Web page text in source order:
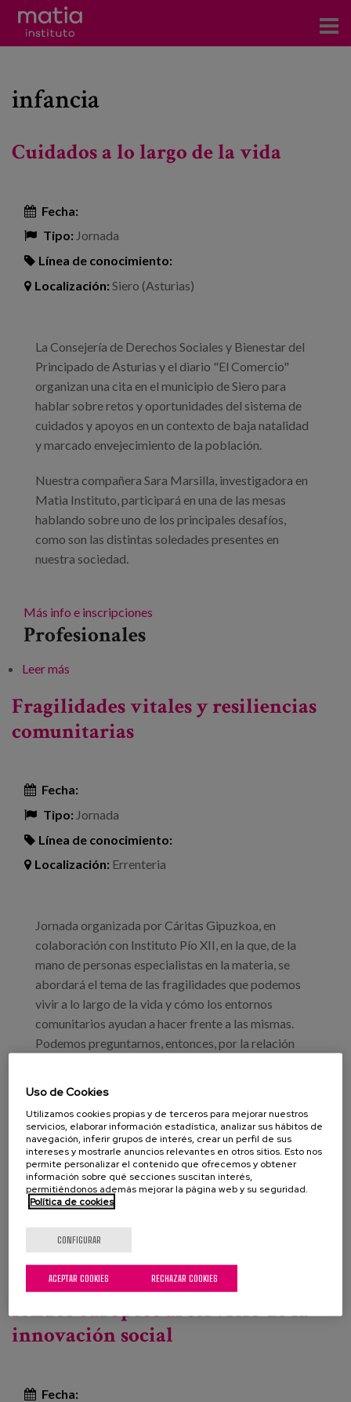
Investigación
Consultoría
Formación
Prensa
Trabaja con nosotros
infancia
Cuidados a lo largo de la vida
Fecha:
Tipo: Jornada
Línea de conocimiento:
Localización:Siero (Asturias)
La Consejería de Derechos Sociales y Bienestar del
Principado de Asturias y el diario "El Comercio"
organizan una cita en el municipio de Siero para
hablar sobre retos y oportunidades del sistema de
cuidados y apoyos en un contexto de baja natalidad
y marcado envejecimiento de la población.
Nuestra compañera Sara Marsilla, investigadora en
Matia Instituto, participará en una de las mesas
hablando sobre uno de los principales desafíos,
como son las distintas soledades presentes en
nuestra sociedad.
Más info e inscripciones
Profesionales
Leer más
Fragilidades vitales y resiliencias
comunitarias
Fecha:
Tipo: Jornada
Línea de conocimiento:
Localización: Errenteria
Jornada organizada por Cáritas Gipuzkoa, en
colaboración con Instituto Pío XII, en la que, de la
mano de personas especialistas en la materia, se
abordará el tema de las fragilidades que podemos
vivir a lo largo de la vida y cómo los entornos
comunitarios ayudan a hacer frente a las mismas.
Podemos preguntarnos, entonces, por la relación
Programa:
Información y registro
Otros profesionales
Leer mássobre Fragilidades vitales y resiliencias comunitarias
Construyendo un nuevo país: los
fondos europeos al servicio de la
innovación social
Fecha:
Uso de Cookies
Utilizamos cookies propias y de terceros para mejorar nuestros
servicios, elaborar información estadística, analizar sus hábitos de
navegación, inferir grupos de interés, crear un perfil de sus
intereses y mostrarle anuncios relevantes en otros sitios. Esto nos
permite personalizar el contenido que ofrecemos y obtener
información sobre qué secciones suscitan interés,
permitiéndonos además mejorar la página web y su seguridad.
Política de cookies
CONFIGURAR
RECHAZAR COOKIES
ACEPTAR COOKIES